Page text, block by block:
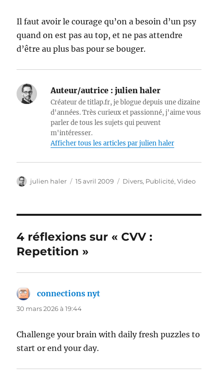
Il faut avoir le courage qu’on a besoin d’un psy
quand on est pas au top, et ne pas attendre
d’être au plus bas pour se bouger.
Auteur/autrice : julien haler
Créateur de titlap.fr, je blogue depuis une dizaine
d'années. Très curieux et passionné, j'aime vous
parler de tous les sujets qui peuvent
m'intéresser.
Afficher tous les articles par julien haler
Auteur
julien haler
Publié
15 avril 2009 Catégories
Divers, Publicité,Video
4 réflexions sur « CVV :
Repetition »
connections nyt
30 mars 2026 à 19:44
Challenge your brain with daily fresh puzzles to
start or end your day.